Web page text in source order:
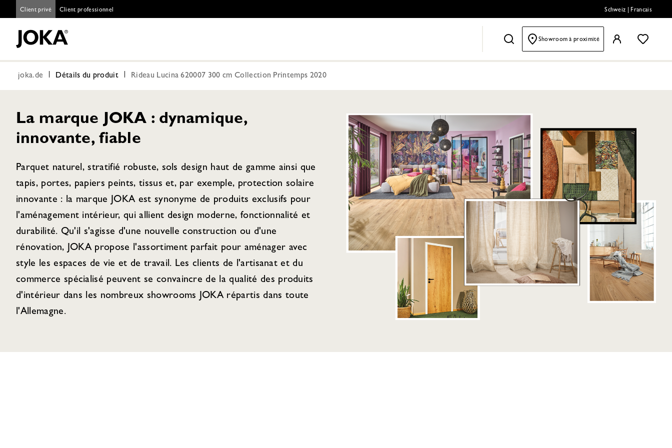
Client privé Client professionnel Schweiz Francais
Showroom à proximité
joka.de Détails du produit Rideau Lucina 620007 300 cm Collection Printemps 2020
La marque JOKA : dynamique,
innovante, fiable
Parquet naturel, stratifié robuste, sols design haut de gamme ainsi que
tapis, portes, papiers peints, tissus et, par exemple, protection solaire
innovante : la marque JOKA est synonyme de produits exclusifs pour
l'aménagement intérieur, qui allient design moderne, fonctionnalité et
durabilité. Qu'il s'agisse d'une nouvelle construction ou d'une
rénovation, JOKA propose l'assortiment parfait pour aménager avec
style les espaces de vie et de travail. Les clients de l'artisanat et du
commerce spécialisé peuvent se convaincre de la qualité des produits
d'intérieur dans les nombreux showrooms JOKA répartis dans toute
l'Allemagne.